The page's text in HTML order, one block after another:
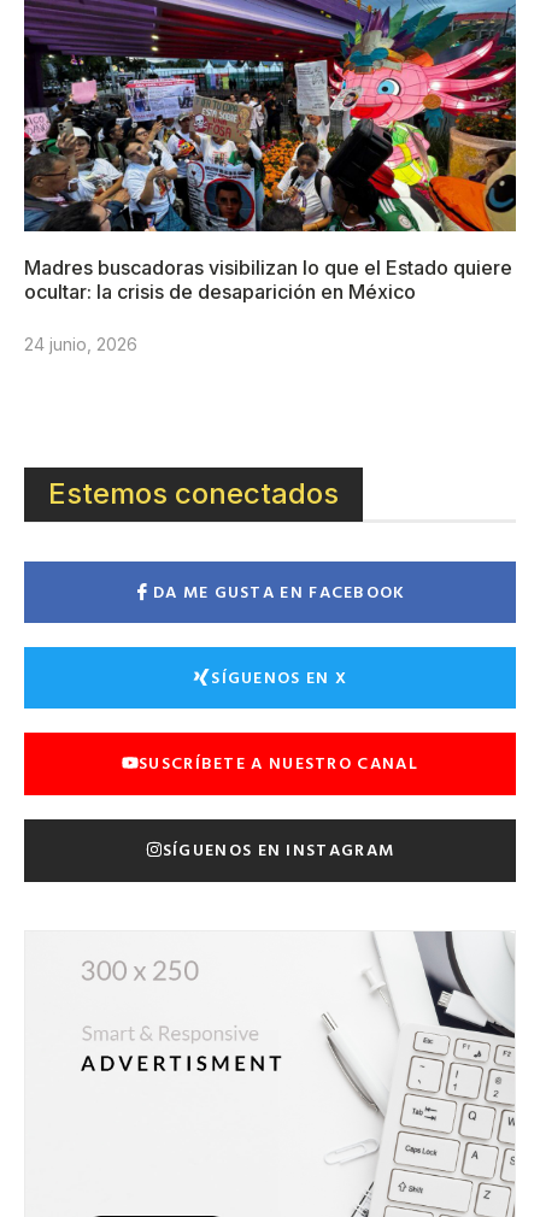
Madres buscadoras visibilizan lo que el Estado quiere
ocultar: la crisis de desaparición en México
24 junio, 2026
Estemos conectados
DA ME GUSTA EN FACEBOOK
SÍGUENOS EN X
SUSCRÍBETE A NUESTRO CANAL
SÍGUENOS EN INSTAGRAM